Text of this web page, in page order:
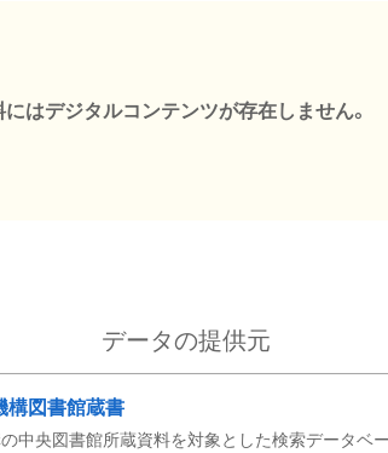
にはデジタルコンテンツが存在しません。
データの提供元
構図書館蔵書
中央図書館所蔵資料を対象とした検索データベ